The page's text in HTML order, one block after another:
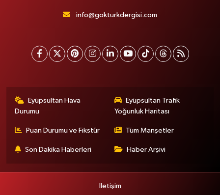
info@gokturkdergisi.com
Eyüpsultan Hava
Durumu
Eyüpsultan Trafik
Yoğunluk Haritası
Puan Durumu ve Fikstür Tüm Manşetler
Son Dakika Haberleri Haber Arşivi
İletişim